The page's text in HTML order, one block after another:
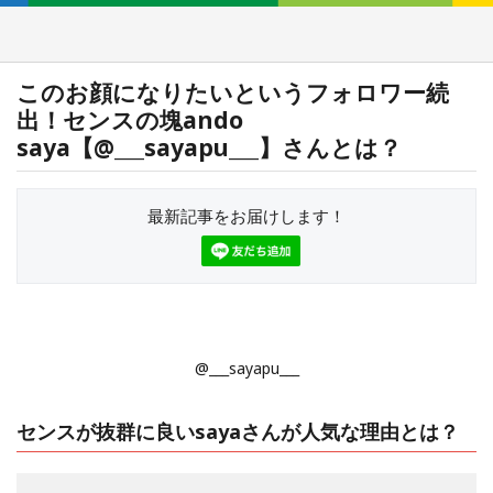
このお顔になりたいというフォロワー続
出！センスの塊ando
saya【@___sayapu___】さんとは？
最新記事をお届けします！
@___sayapu___
センスが抜群に良いsayaさんが人気な理由とは？